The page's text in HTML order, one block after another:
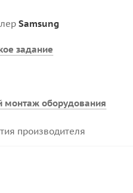
Samsung
задание
монтаж оборудования
производителя